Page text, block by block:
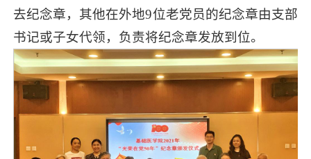
去纪念章，其他在外地9位老党员的纪念章由支部
书记或子女代领，负责将纪念章发放到位。